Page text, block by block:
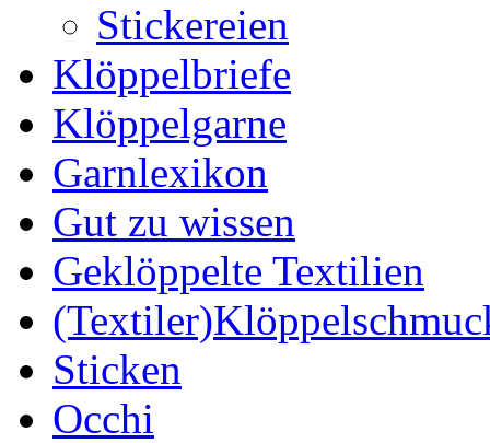
Stickereien
Klöppelbriefe
Klöppelgarne
Garnlexikon
Gut zu wissen
Geklöppelte Textilien
Sticken
Occhi